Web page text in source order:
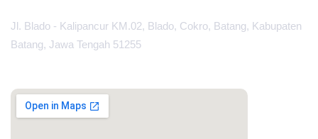
Jl. Blado - Kalipancur KM.02, Blado, Cokro, Batang, Kabupaten
Batang, Jawa Tengah 51255